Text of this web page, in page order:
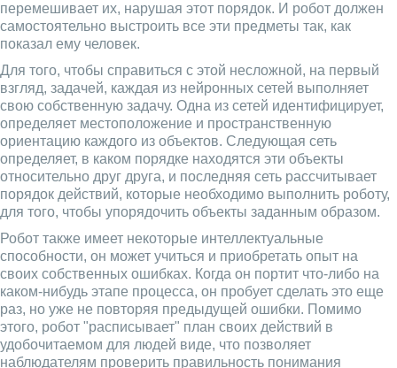
перемешивает их, нарушая этот порядок. И робот должен
самостоятельно выстроить все эти предметы так, как
показал ему человек.
Для того, чтобы справиться с этой несложной, на первый
взгляд, задачей, каждая из нейронных сетей выполняет
свою собственную задачу. Одна из сетей идентифицирует,
определяет местоположение и пространственную
ориентацию каждого из объектов. Следующая сеть
определяет, в каком порядке находятся эти объекты
относительно друг друга, и последняя сеть рассчитывает
порядок действий, которые необходимо выполнить роботу,
для того, чтобы упорядочить объекты заданным образом.
Робот также имеет некоторые интеллектуальные
способности, он может учиться и приобретать опыт на
своих собственных ошибках. Когда он портит что-либо на
каком-нибудь этапе процесса, он пробует сделать это еще
раз, но уже не повторяя предыдущей ошибки. Помимо
этого, робот "расписывает" план своих действий в
удобочитаемом для людей виде, что позволяет
наблюдателям проверить правильность понимания